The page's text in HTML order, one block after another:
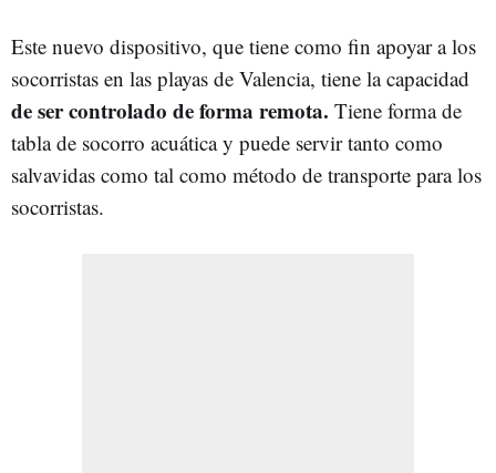
Este nuevo dispositivo, que tiene como fin apoyar a los
socorristas en las playas de Valencia, tiene la capacidad
de ser controlado de forma remota. Tiene forma de
tabla de socorro acuática y puede servir tanto como
salvavidas como tal como método de transporte para los
socorristas.